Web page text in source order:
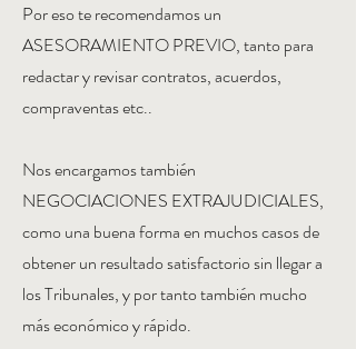
Por eso te recomendamos un
ASESORAMIENTO PREVIO, tanto para
redactar y revisar contratos, acuerdos,
compraventas etc..
Nos encargamos también
NEGOCIACIONES EXTRAJUDICIALES,
como una buena forma en muchos casos de
obtener un resultado satisfactorio sin llegar a
los Tribunales, y por tanto también mucho
más económico y rápido.